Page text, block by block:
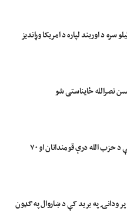
سره د اوربند لپاره د امریکا وړاندیز
نصرالله ځایناستی شو
اسرائیلو په ۴۸ ساعتونو کې د حزب الله درې قومندانان او ۷۰
پر ودانۍ په برید کې د ښاروال په ګډون